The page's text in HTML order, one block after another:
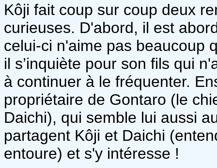
Kôji fait coup sur coup deux
curieuses. D'abord, il est
celui-ci n'aime pas beaucoup
il s’inquiète pour son fils qui
à continuer à le fréquenter.
propriétaire de Gontaro (le
Daichi), qui semble lui aussi
partagent Kôji et Daichi
entoure) et s'y intéresse !